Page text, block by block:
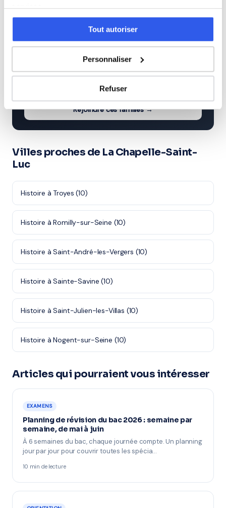
services.
Tout autoriser
Personnaliser
Refuser
⭐
Saint-Luc
Note moyenne de 4.8/5. Notre organisme partenaire
intervient à domicile à La Chapelle-Saint-Luc et
alentours.
Rejoindre ces familles →
Villes proches de La Chapelle-Saint-
Luc
Histoire à Troyes (10)
Histoire à Romilly-sur-Seine (10)
Histoire à Saint-André-les-Vergers (10)
Histoire à Sainte-Savine (10)
Histoire à Saint-Julien-les-Villas (10)
Histoire à Nogent-sur-Seine (10)
Articles qui pourraient vous intéresser
EXAMENS
Planning de révision du bac 2026 : semaine par
semaine, de mai à juin
À 6 semaines du bac, chaque journée compte. Un planning
jour par jour pour couvrir toutes les spécia…
10 min de lecture